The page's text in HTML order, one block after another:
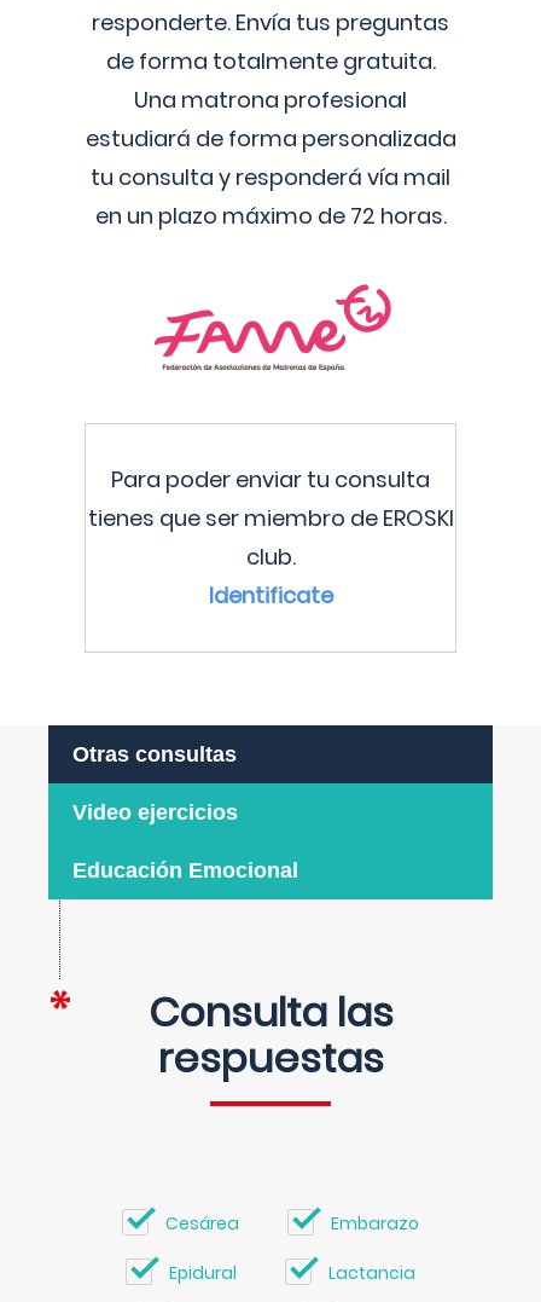
responderte. Envía tus preguntas
de forma totalmente gratuita.
Una matrona profesional
estudiará de forma personalizada
tu consulta y responderá vía mail
en un plazo máximo de 72 horas.
Para poder enviar tu consulta
tienes que ser miembro de EROSKI
club.
Identificate
Otras consultas
Video ejercicios
Educación Emocional
Consulta las
respuestas
Cesárea Embarazo
Epidural Lactancia